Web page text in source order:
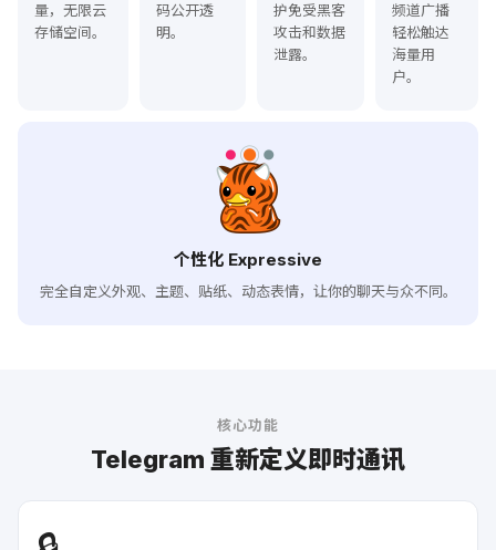
量，无限云
存储空间。
码公开透
明。
护免受黑客
攻击和数据
泄露。
频道广播
轻松触达
海量用
户。
个性化 Expressive
完全自定义外观、主题、贴纸、动态表情，让你的聊天与众不同。
核心功能
Telegram 重新定义即时通讯